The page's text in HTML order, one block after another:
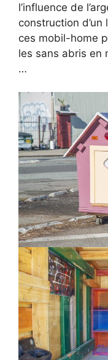
l’influence de
construction
ces mobil-home
les sans abris en
…